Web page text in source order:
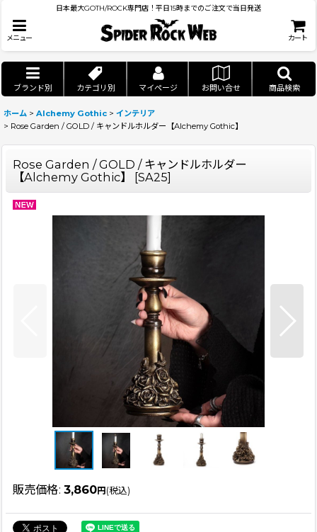
日本最大GOTH/ROCK専門店！平日15時までのご注文で当日発送
メニュー カート
ブランド別 カテゴリ別 マイページ お問い合せ 商品検索
ホーム > Alchemy Gothic > インテリア
> Rose Garden / GOLD / キャンドルホルダー【Alchemy Gothic】
Rose Garden / GOLD / キャンドルホルダー
【Alchemy Gothic】
[SA25]
販売価格: 3,860円 (税込)